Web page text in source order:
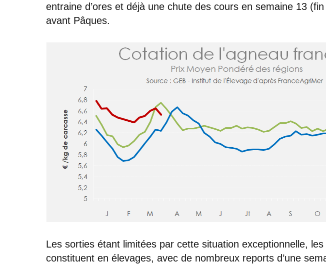
entraine d’ores et déjà une chute des cours en semaine 13
avant Pâques.
Les sorties étant limitées par cette situation exceptionnelle,
constituent en élevages, avec de nombreux reports d’une